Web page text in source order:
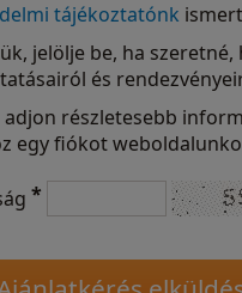
tájékoztatónk
jelölje be, ha
és
adjon részletesebb
egy fiókot
*